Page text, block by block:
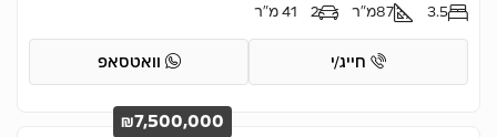
3.5
87מ"ר 2 41 מ"ר
חייג/י וואטסאפ
₪7,500,000